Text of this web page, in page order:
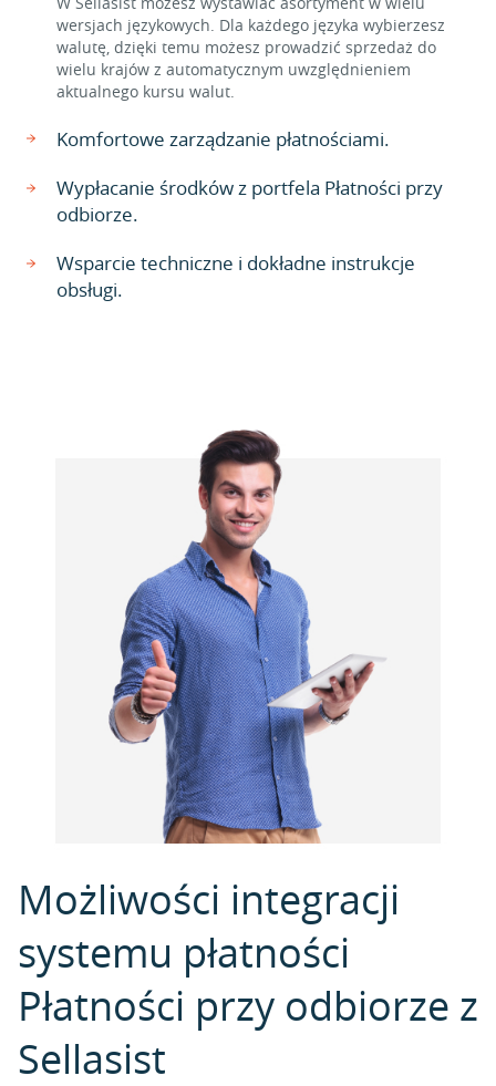
wersjach językowych. Dla każdego języka wybierzesz
walutę, dzięki temu możesz prowadzić sprzedaż do
wielu krajów z automatycznym uwzględnieniem
aktualnego kursu walut.
Komfortowe zarządzanie płatnościami.
Wypłacanie środków z portfela Płatności przy
odbiorze.
Wsparcie techniczne i dokładne instrukcje
obsługi.
Możliwości integracji
systemu płatności
Płatności przy odbiorze z
Sellasist